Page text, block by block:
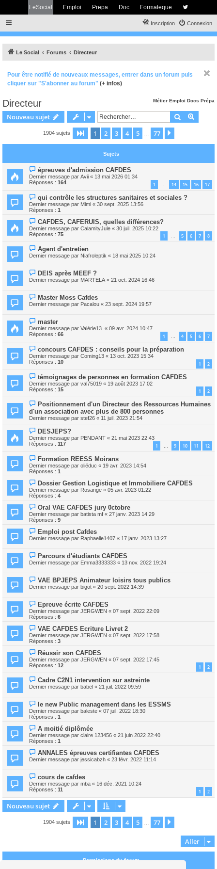
LeSocial Emploi Prepa Doc Formateque
Connexion
Inscription
Le Social Forums Directeur
Pour être notifié de nouveaux messages, entrer dans un forum puis
cliquer sur "S'abonner au forum" (+ infos)
Métier Emploi Docs Prépa
Directeur
Nouveau sujet Rechercher
1904 sujets Page 1sur77
1 2 3 4 5 77
Sujets
épreuves d'admission CAFDES
Dernier message par Avii « 13 mai 2026 01:34
Réponses : 164 1 … 14 15 16 17
qui contrôle les structures sanitaires et sociales ?
Dernier message par Mimi « 30 sept. 2025 13:56
Réponses : 1
CAFDES, CAFERUIS, quelles différences?
Dernier message par CalamityJule « 30 juil. 2025 10:22
Réponses : 75 1 5 6 7 8
Agent d'entretien
Dernier message par Niafroleptik « 18 mai 2025 10:24
DEIS après MEEF ?
Dernier message par MARTELA « 21 oct. 2024 16:46
Master Moss Cafdes
Dernier message par Pacalou « 23 sept. 2024 19:57
master
Dernier message par Valérie13. « 09 avr. 2024 10:47
Réponses : 66 1 … 4 5 6 7
concours CAFDES : conseils pour la préparation
Dernier message par Coming13 « 13 oct. 2023 15:34
Réponses : 10 1 2
témoignages de personnes en formation CAFDES
Dernier message par val75019 « 19 août 2023 17:02
Réponses : 15 1 2
Positionnement d'un Directeur des Ressources Humaines
d'un association avec plus de 800 personnes
Dernier message par stef26 « 11 juil. 2023 21:54
DESJEPS?
Dernier message par PENDANT « 21 mai 2023 22:43
Réponses : 117 1 … 9 10 11 12
Formation REESS Moirans
Dernier message par oliéduc « 19 avr. 2023 14:54
Réponses : 1
Dossier Gestion Logistique et Immobiliere CAFDES
Dernier message par Rosange « 05 avr. 2023 01:22
Réponses : 4
Oral VAE CAFDES jury 0ctobre
Dernier message par batista mf « 27 janv. 2023 14:29
Réponses : 9
Emploi post Cafdes
Dernier message par Raphaelle1407 « 17 janv. 2023 13:27
Parcours d'étudiants CAFDES
Dernier message par Emma3333333 « 13 nov. 2022 19:24
VAE BPJEPS Animateur loisirs tous publics
Dernier message par bigot « 20 sept. 2022 14:39
Epreuve écrite CAFDES
Dernier message par JERGWEN « 07 sept. 2022 22:09
Réponses : 6
VAE CAFDES Ecriture Livret 2
Dernier message par JERGWEN « 07 sept. 2022 17:58
Réponses : 3
Réussir son CAFDES
Dernier message par JERGWEN « 07 sept. 2022 17:45
Réponses : 12 1 2
Cadre C2N1 intervention sur astreinte
Dernier message par babel « 21 juil. 2022 09:59
le new Public management dans les ESSMS
Dernier message par baleste « 07 juil. 2022 18:30
Réponses : 1
A moitié diplômée
Dernier message par claire 123456 « 21 juin 2022 22:40
Réponses : 1
ANNALES épreuves certifiantes CAFDES
Dernier message par jessicabzh « 23 févr. 2022 11:14
cours de cafdes
Dernier message par mba « 16 déc. 2021 10:24
Réponses : 11 1 2
Nouveau sujet
1904 sujets Page 1sur77
1 2 3 4 5 77
Aller
Permissions du forum